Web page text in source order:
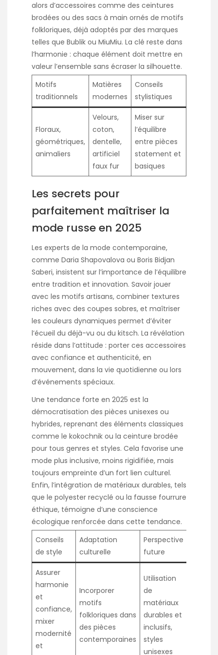
alors d’accessoires comme des ceintures
brodées ou des sacs à main ornés de motifs
folkloriques, déjà adoptés par des marques
telles que Bublik ou MiuMiu. La clé reste dans
l’harmonie : chaque élément doit mettre en
valeur l’ensemble sans écraser la silhouette.
Motifs
traditionnels
Matières
modernes
Conseils
stylistiques
Floraux,
géométriques,
animaliers
Velours,
coton,
dentelle,
artificiel
faux fur
Miser sur
l’équilibre
entre pièces
statement et
basiques
Les secrets pour
parfaitement maîtriser la
mode russe en 2025
Les experts de la mode contemporaine,
comme Daria Shapovalova ou Boris Bidjan
Saberi, insistent sur l’importance de l’équilibre
entre tradition et innovation. Savoir jouer
avec les motifs artisans, combiner textures
riches avec des coupes sobres, et maîtriser
les couleurs dynamiques permet d’éviter
l’écueil du déjà-vu ou du kitsch. La révélation
réside dans l’attitude : porter ces accessoires
avec confiance et authenticité, en
mouvement, dans la vie quotidienne ou lors
d’événements spéciaux.
Une tendance forte en 2025 est la
démocratisation des pièces unisexes ou
hybrides, reprenant des éléments classiques
comme le kokochnik ou la ceinture brodée
pour tous genres et styles. Cela favorise une
mode plus inclusive, moins rigidifiée, mais
toujours empreinte d’un fort lien culturel.
Enfin, l’intégration de matériaux durables, tels
que le polyester recyclé ou la fausse fourrure
éthique, témoigne d’une conscience
écologique renforcée dans cette tendance.
Conseils
de style
Adaptation
culturelle
Perspective
future
Assurer
harmonie
et
confiance,
mixer
modernité
et
Incorporer
motifs
folkloriques dans
des pièces
contemporaines
Utilisation
de
matériaux
durables et
inclusifs,
styles
unisexes